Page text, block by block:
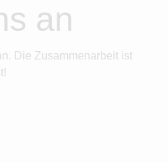
an
Die Zusammenarbeit ist